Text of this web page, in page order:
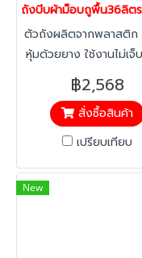
ถังบีบผ้าม็อบถูพื้น36ลิต
ตัวถังผลิตจากพลาสติก
หุ้มด้วยยาง ใช้งานไม่เ
คันโยกบีบผ้าม็อปให้แห้ง
ใช้มือบีบ
฿2,568
สั่งซื้อสินค้า
เปรียบเทียบ
New